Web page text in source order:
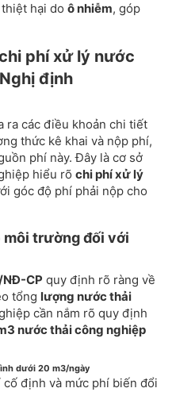
thiệt hại doô nhiễm, góp
phí xử lý nước
định
ra các điều khoản chi tiết
thức kê khai và nộp phí,
phí này. Đây là cơ sở
hiểu rõchi phí xử lý
góc độ phí phải nộp cho
môi trường đối với
CP quy định rõ ràng về
tổng lượng nước thải
cần nắm rõ quy định
nước thải công nghiệp
dưới 20 m3/ngày
định và mức phí biến đổi